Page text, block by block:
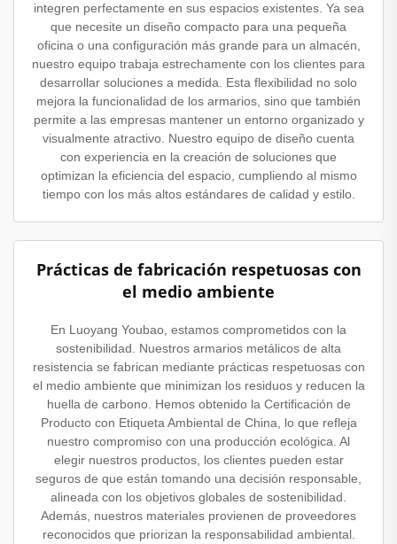
integren perfectamente en sus espacios existentes. Ya sea
que necesite un diseño compacto para una pequeña
oficina o una configuración más grande para un almacén,
nuestro equipo trabaja estrechamente con los clientes para
desarrollar soluciones a medida. Esta flexibilidad no solo
mejora la funcionalidad de los armarios, sino que también
permite a las empresas mantener un entorno organizado y
visualmente atractivo. Nuestro equipo de diseño cuenta
con experiencia en la creación de soluciones que
optimizan la eficiencia del espacio, cumpliendo al mismo
tiempo con los más altos estándares de calidad y estilo.
Prácticas de fabricación respetuosas con
el medio ambiente
En Luoyang Youbao, estamos comprometidos con la
sostenibilidad. Nuestros armarios metálicos de alta
resistencia se fabrican mediante prácticas respetuosas con
el medio ambiente que minimizan los residuos y reducen la
huella de carbono. Hemos obtenido la Certificación de
Producto con Etiqueta Ambiental de China, lo que refleja
nuestro compromiso con una producción ecológica. Al
elegir nuestros productos, los clientes pueden estar
seguros de que están tomando una decisión responsable,
alineada con los objetivos globales de sostenibilidad.
Además, nuestros materiales provienen de proveedores
reconocidos que priorizan la responsabilidad ambiental.